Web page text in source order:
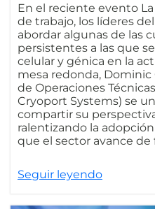
En el reciente evento
de trabajo, los líderes
abordar algunas de las
persistentes a las que
celular y génica en la
mesa redonda,
de Operaciones
Cryoport Systems) se
compartir su
ralentizando la
que el sector avance
Seguir leyendo